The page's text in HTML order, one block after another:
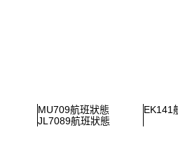
MU709航班狀態 EK141
JL7089航班狀態